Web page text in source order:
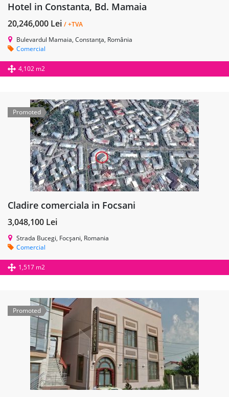
Hotel in Constanta, Bd. Mamaia
20,246,000 Lei / +TVA
Bulevardul Mamaia, Constanța, România
Comercial
4,102 m2
Promoted
Cladire comerciala in Focsani
3,048,100 Lei
Strada Bucegi, Focșani, Romania
Comercial
1,517 m2
Promoted